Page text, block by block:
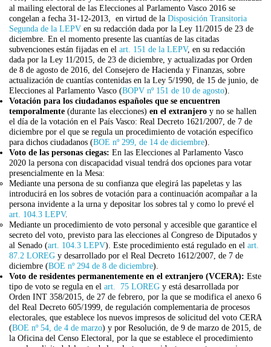
al mailing electoral de las Elecciones al Parlamento Vasco 2016 se
congelan a fecha 31-12-2013, en virtud de la Disposición Transitoria
Segunda de la LEPV en su redacción dada por la Ley 11/2015 de 23 de
diciembre. En el momento presente las cuantías de las citadas
subvenciones están fijadas en el art. 151 de la LEPV, en su redacción
dada por la Ley 11/2015, de 23 de diciembre, y actualizadas por Orden
de 8 de agosto de 2016, del Consejero de Hacienda y Finanzas, sobre
actualización de cuantías contenidas en la Ley 5/1990, de 15 de junio, de
Elecciones al Parlamento Vasco (BOPV nº 151 de 10 de agosto).
Votación para los ciudadanos españoles que se encuentren
temporalmente (durante las elecciones) en el extranjero y no se hallen
el día de la votación en el País Vasco: Real Decreto 1621/2007, de 7 de
diciembre por el que se regula un procedimiento de votación específico
para dichos ciudadanos (BOE nº 299, de 14 de diciembre).
Voto de las personas ciegas: En las Elecciones al Parlamento Vasco
2020 la persona con discapacidad visual tendrá dos opciones para votar
presencialmente en la Mesa:
Mediante una persona de su confianza que elegirá las papeletas y las
introducirá en los sobres de votación para a continuación acompañar a la
persona invidente a la urna y depositar los sobres tal y como lo prevé el
art. 104.3 LEPV.
Mediante un procedimiento de voto personal y accesible que garantice el
secreto del voto, previsto para las elecciones al Congreso de Diputados y
al Senado (art. 104.3 LEPV). Este procedimiento está regulado en el art.
87.2 LOREG y desarrollado por el Real Decreto 1612/2007, de 7 de
diciembre (BOE nº 294 de 8 de diciembre).
Voto de residentes permanentemente en el extranjero (VCERA): Este
tipo de voto se regula en el art. 75 LOREG y está desarrollada por
Orden INT 358/2015, de 27 de febrero, por la que se modifica el anexo 6
del Real Decreto 605/1999, de regulación complementaria de procesos
electorales, que establece los nuevos impresos de solicitud del voto CERA
(BOE nº 54, de 4 de marzo) y por Resolución, de 9 de marzo de 2015, de
la Oficina del Censo Electoral, por la que se establece el procedimiento